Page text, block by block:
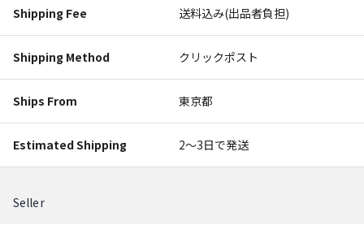
Shipping Fee 送料込み(出品者負担)
Shipping Method クリックポスト
Ships From 東京都
Estimated Shipping 2〜3日で発送
Seller